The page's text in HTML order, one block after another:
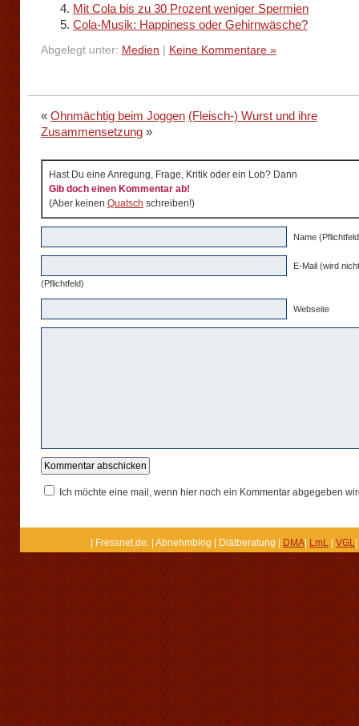
Mit Cola bis zu 30 Prozent weniger Spermien
Cola-Musik: Happiness oder Gehirnwäsche?
Abgelegt unter: Medien Keine Kommentare »
« Ohnmächtig beim Joggen (Fleisch-) Wurst und ihre
Zusammensetzung »
Hast Du eine Anregung, Frage, Kritik oder ein Lob? Dann
Gib doch einen Kommentar ab!
(Aber keinen Quatsch schreiben!)
Name
E-Mail (wird
(Pflichtfeld)
Webseite
Ich möchte eine mail, wenn hier noch ein Kommentar abgegeben
| Fressnet.de: | Abnehmblog | Diätberatung | DMA LmL VGL